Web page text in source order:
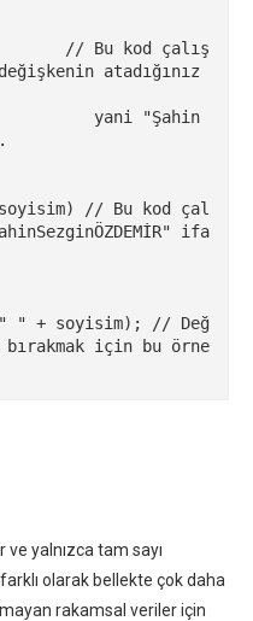
// Bu kod çalış
atadığınız
// Bu kod çal
ifa
" " + soyisim); // Değ
için bu örne
yalnızca tam sayı
olarak bellekte çok daha
rakamsal veriler için